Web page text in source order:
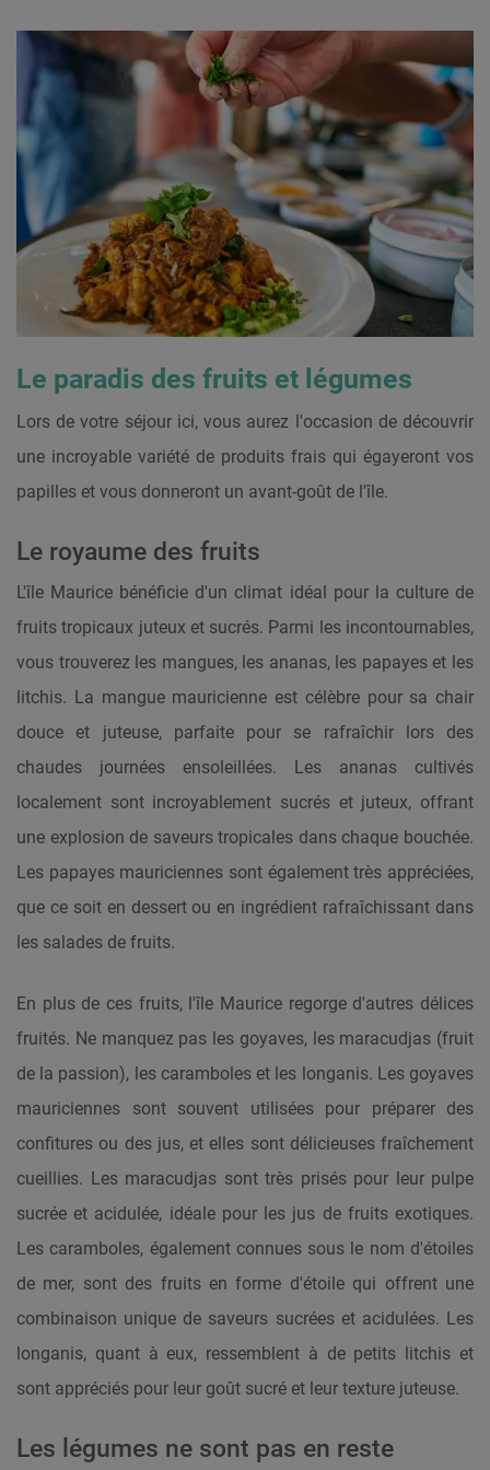
Le paradis des fruits et légumes
Lors de votre séjour ici, vous aurez l'occasion de découvrir
une incroyable variété de produits frais qui égayeront vos
papilles et vous donneront un avant-goût de l'île.
Le royaume des fruits
L'île Maurice bénéficie d'un climat idéal pour la culture de
fruits tropicaux juteux et sucrés. Parmi les incontournables,
vous trouverez les mangues, les ananas, les papayes et les
litchis. La mangue mauricienne est célèbre pour sa chair
douce et juteuse, parfaite pour se rafraîchir lors des
chaudes journées ensoleillées. Les ananas cultivés
localement sont incroyablement sucrés et juteux, offrant
une explosion de saveurs tropicales dans chaque bouchée.
Les papayes mauriciennes sont également très appréciées,
que ce soit en dessert ou en ingrédient rafraîchissant dans
les salades de fruits.
En plus de ces fruits, l'île Maurice regorge d'autres délices
fruités. Ne manquez pas les goyaves, les maracudjas (fruit
de la passion), les caramboles et les longanis. Les goyaves
mauriciennes sont souvent utilisées pour préparer des
confitures ou des jus, et elles sont délicieuses fraîchement
cueillies. Les maracudjas sont très prisés pour leur pulpe
sucrée et acidulée, idéale pour les jus de fruits exotiques.
Les caramboles, également connues sous le nom d'étoiles
de mer, sont des fruits en forme d'étoile qui offrent une
combinaison unique de saveurs sucrées et acidulées. Les
longanis, quant à eux, ressemblent à de petits litchis et
sont appréciés pour leur goût sucré et leur texture juteuse.
Les légumes ne sont pas en reste